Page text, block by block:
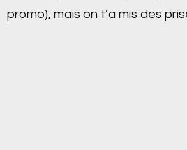
promo), mais on t’a mis des